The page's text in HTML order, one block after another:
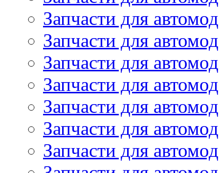
Запчасти для
Запчасти для
Запчасти для
Запчасти для
Запчасти для
Запчасти для
Запчасти для